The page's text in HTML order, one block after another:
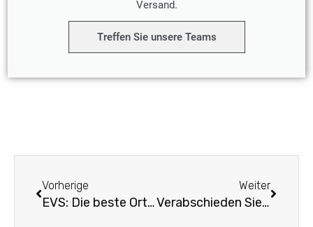
Versand.
Treffen Sie unsere Teams
Vorherige
EVS: Die beste Orthese zur Linderung von Schulterschmerzen?
Weiter
Verabschieden Sie sich von Schulterschmerzen mit den besten Zahnspangen von Walmart